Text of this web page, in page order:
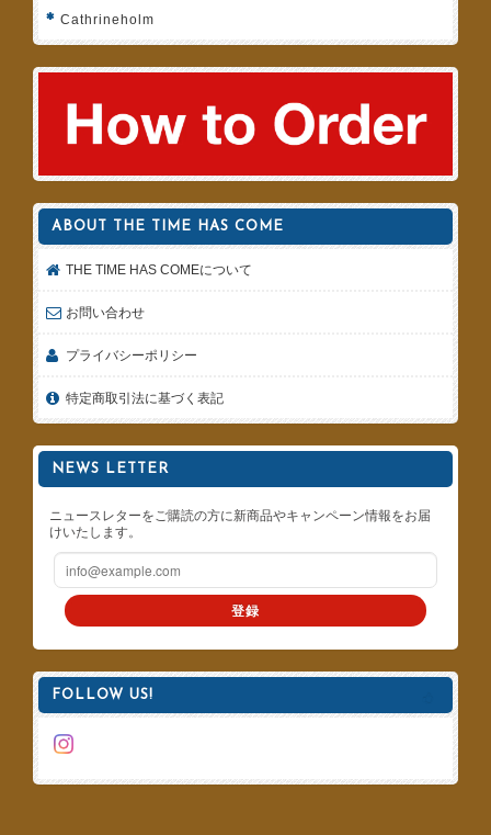
Cathrineholm
ABOUT THE TIME HAS COME
THE TIME HAS COMEについて
お問い合わせ
プライバシーポリシー
特定商取引法に基づく表記
NEWS LETTER
ニュースレターをご購読の方に新商品やキャンペーン情報をお届
けいたします。
登録
FOLLOW US!